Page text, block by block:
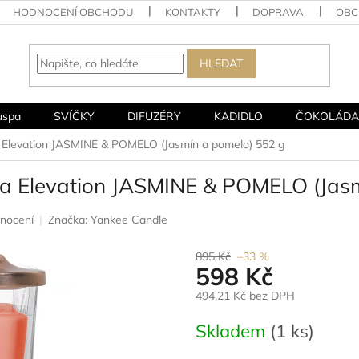
HODNOCENÍ OBCHODU KONTAKTY DOPRAVA
HLEDAT
SVÍČKY DIFUZÉRY KADIDLO ČOKOLÁDA
JASMINE & POMELO (Jasmín a pomelo) 552 g
Elevation JASMINE & POMELO
Značka: Yankee Candle
895 Kč –33 %
598 Kč
494,21 Kč bez DPH
cena:
Skladem (1 ks)